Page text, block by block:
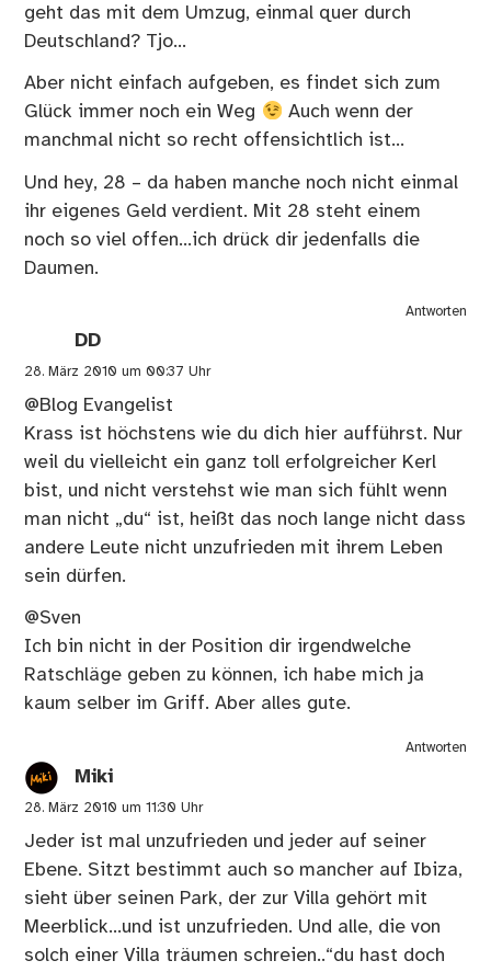
geht das mit dem Umzug, einmal quer durch
Deutschland? Tjo…
Aber nicht einfach aufgeben, es findet sich zum
Glück immer noch ein Weg
Auch wenn der
manchmal nicht so recht offensichtlich ist…
Und hey, 28 – da haben manche noch nicht einmal
ihr eigenes Geld verdient. Mit 28 steht einem
noch so viel offen…ich drück dir jedenfalls die
Daumen.
Antworten
DD
28. März 2010 um 00:37 Uhr
@Blog Evangelist
Krass ist höchstens wie du dich hier aufführst. Nur
weil du vielleicht ein ganz toll erfolgreicher Kerl
bist, und nicht verstehst wie man sich fühlt wenn
man nicht „du“ ist, heißt das noch lange nicht dass
andere Leute nicht unzufrieden mit ihrem Leben
sein dürfen.
@Sven
Ich bin nicht in der Position dir irgendwelche
Ratschläge geben zu können, ich habe mich ja
kaum selber im Griff. Aber alles gute.
Antworten
Miki
28. März 2010 um 11:30 Uhr
Jeder ist mal unzufrieden und jeder auf seiner
Ebene. Sitzt bestimmt auch so mancher auf Ibiza,
sieht über seinen Park, der zur Villa gehört mit
Meerblick…und ist unzufrieden. Und alle, die von
solch einer Villa träumen schreien..“du hast doch